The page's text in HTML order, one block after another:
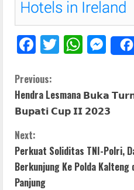
F
ac
e
b
o
k
T
w
er
W
h
s
A
p
M
e
e
n
er
C
o
n
t
i
Previous:
Hendra Lesmana 𝗕𝘂𝗸𝗮
𝗕𝘂𝗽𝗮𝘁𝗶 𝗖𝘂𝗽 𝗜𝗜 𝟮𝟬𝟮𝟯
Next:
Perkuat Soliditas TNI-Polri,
Berkunjung Ke Polda Kalteng
Panjung